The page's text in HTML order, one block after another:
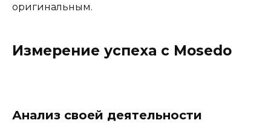
оригинальным.
Измерение успеха с Mosedo
Анализ своей деятельности